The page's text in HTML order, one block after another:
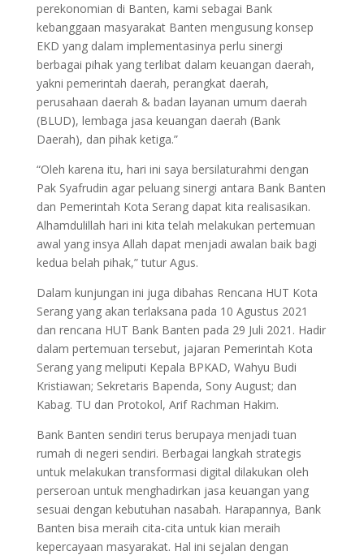
perekonomian di Banten, kami sebagai Bank
kebanggaan masyarakat Banten mengusung konsep
EKD yang dalam implementasinya perlu sinergi
berbagai pihak yang terlibat dalam keuangan daerah,
yakni pemerintah daerah, perangkat daerah,
perusahaan daerah & badan layanan umum daerah
(BLUD), lembaga jasa keuangan daerah (Bank
Daerah), dan pihak ketiga.”
“Oleh karena itu, hari ini saya bersilaturahmi dengan
Pak Syafrudin agar peluang sinergi antara Bank Banten
dan Pemerintah Kota Serang dapat kita realisasikan.
Alhamdulillah hari ini kita telah melakukan pertemuan
awal yang insya Allah dapat menjadi awalan baik bagi
kedua belah pihak,” tutur Agus.
Dalam kunjungan ini juga dibahas Rencana HUT Kota
Serang yang akan terlaksana pada 10 Agustus 2021
dan rencana HUT Bank Banten pada 29 Juli 2021. Hadir
dalam pertemuan tersebut, jajaran Pemerintah Kota
Serang yang meliputi Kepala BPKAD, Wahyu Budi
Kristiawan; Sekretaris Bapenda, Sony August; dan
Kabag. TU dan Protokol, Arif Rachman Hakim.
Bank Banten sendiri terus berupaya menjadi tuan
rumah di negeri sendiri. Berbagai langkah strategis
untuk melakukan transformasi digital dilakukan oleh
perseroan untuk menghadirkan jasa keuangan yang
sesuai dengan kebutuhan nasabah. Harapannya, Bank
Banten bisa meraih cita-cita untuk kian meraih
kepercayaan masyarakat. Hal ini sejalan dengan